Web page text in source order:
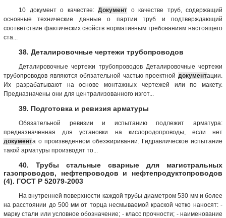
10 документ о качестве: Документ о качестве труб, содержащий
основные технические данные о партии труб и подтверждающий
соответствие фактических свойств нормативным требованиям настоящего
ста...
38. Деталировочные чертежи трубопроводов
Деталировочные чертежи трубопроводов Деталировочные чертежи
трубопроводов являются обязательной частью проектной документации.
Их разрабатывают на основе монтажных чертежей или по макету.
Предназначены они для централизованного изгот...
39. Подготовка и ревизия арматуры
Обязательной ревизии и испытанию подлежит арматура:
предназначенная для установки на кислородопроводы, если нет
документа о произведенном обезжиривании. Гидравлическое испытание
такой арматуры производят то...
40. Трубы стальные сварные для магистральных
газопроводов, нефтепроводов и нефтепродуктопроводов
(4). ГОСТ Р 52079-2003
На внутренней поверхности каждой трубы диаметром 530 мм и более
на расстоянии до 500 мм от торца несмываемой краской четко наносят: -
марку стали или условное обозначение; - класс прочности; - наименование